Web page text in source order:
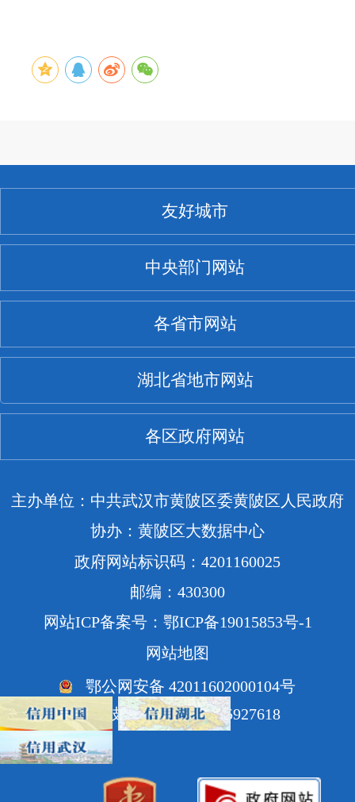
友好城市
中央部门网站
各省市网站
湖北省地市网站
各区政府网站
主办单位：中共武汉市黄陂区委黄陂区人民政府
协办：黄陂区大数据中心
政府网站标识码：4201160025
邮编：430300
网站ICP备案号：鄂ICP备19015853号-1
网站地图
鄂公网安备 42011602000104号
网站技术支持电话：85927618